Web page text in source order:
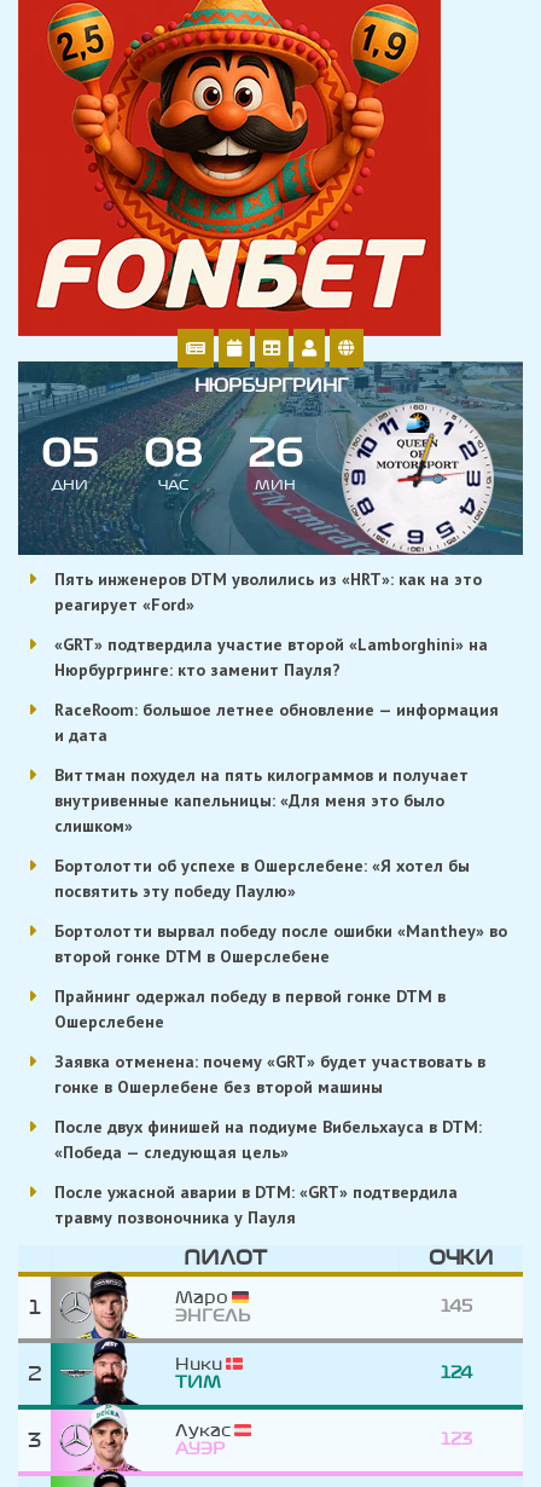
НЮРБУРГРИНГ
05
ДНИ
08
ЧАС
26
МИН
Пять инженеров DTM уволились из «HRT»: как на это
реагирует «Ford»
«GRT» подтвердила участие второй «Lamborghini» на
Нюрбургринге: кто заменит Пауля?
RaceRoom: большое летнее обновление — информация
и дата
Виттман похудел на пять килограммов и получает
внутривенные капельницы: «Для меня это было
слишком»
Бортолотти об успехе в Ошерслебене: «Я хотел бы
посвятить эту победу Паулю»
Бортолотти вырвал победу после ошибки «Manthey» во
второй гонке DTM в Ошерслебене
Прайнинг одержал победу в первой гонке DTM в
Ошерслебене
Заявка отменена: почему «GRT» будет участвовать в
гонке в Ошерлебене без второй машины
После двух финишей на подиуме Вибельхауса в DTM:
«Победа — следующая цель»
После ужасной аварии в DTM: «GRT» подтвердила
травму позвоночника у Пауля
ПИЛОТ ОЧКИ
1
Маро
ЭНГЕЛЬ
145
2
Ники
ТИМ
124
3
Лукас
АУЭР
123